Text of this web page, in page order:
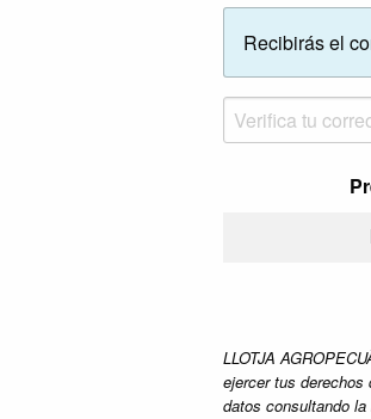
Recibirás el
LLOTJA
ejercer tus
datos consultando